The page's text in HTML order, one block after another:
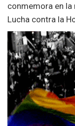
conmemora en la
Lucha contra la